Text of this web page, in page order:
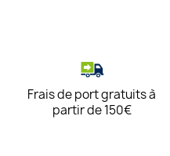
Frais de port gratuits à
partir de 150€